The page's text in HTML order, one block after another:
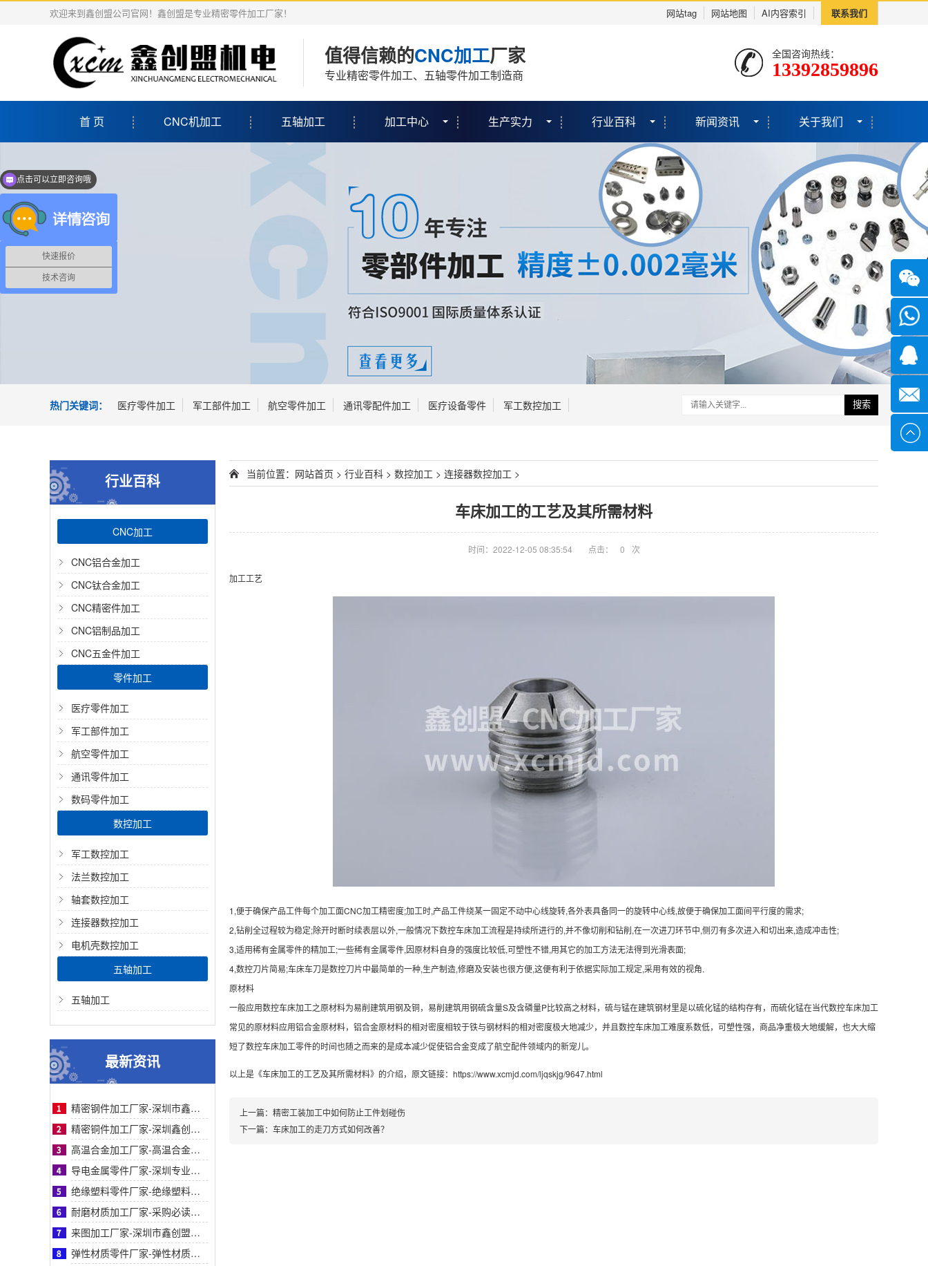
欢迎来到鑫创盟公司官网！鑫创盟是专业精密零件加工厂家！ 网站tag 网站地图 AI内容索引 联系我们
值得信赖的CNC加工厂家
专业精密零件加工、五轴零件加工制造商
全国咨询热线：
13392859896
首 页 CNC机加工 五轴加工 加工中心 生产实力 行业百科 新闻资讯 关于我们
热门关键词： 医疗零件加工 军工部件加工 航空零件加工 通讯零配件加工 医疗设备零件 军工数控加工 搜索
行业百科
CNC加工
CNC铝合金加工
CNC钛合金加工
CNC精密件加工
CNC铝制品加工
CNC五金件加工
零件加工
医疗零件加工
军工部件加工
航空零件加工
通讯零件加工
数码零件加工
数控加工
军工数控加工
法兰数控加工
轴套数控加工
连接器数控加工
电机壳数控加工
五轴加工
五轴加工
最新资讯
精密钢件加工厂家-深圳市鑫创盟精密钢件加工：高精度快交付定制化解决方案优质厂家
精密铜件加工厂家-深圳鑫创盟精密铜件加工：高精度、快交期、定制化优选方案的首选商家
高温合金加工厂家-高温合金加工采购指南：鑫创盟精密工艺对比与客户案例信任背书详解篇
导电金属零件厂家-深圳专业导电金属零件厂家鑫创盟：采购必读，品质与成本平衡之道
绝缘塑料零件厂家-绝缘塑料零件厂家采购指南：鑫创盟精密定制品质可靠降本增效首选方案
耐磨材质加工厂家-采购必读：耐磨材质加工厂家如何选？鑫创盟高耐磨低成本方案权威解析
来图加工厂家-深圳市鑫创盟机电技术有限公司来图加工厂家专业定制服务精准高效值得信赖
弹性材质零件厂家-弹性材质零件采购参考：深圳鑫创盟工艺、服务与客户案例对比详解指南
当前位置： 网站首页 > 行业百科 > 数控加工 > 连接器数控加工 >
车床加工的工艺及其所需材料
时间：2022-12-05 08:35:54 点击： 0 次
加工工艺
1,便于确保产品工件每个加工面CNC加工精密度;加工时,产品工件绕某一固定不动中心线旋转,各外表具备同一的旋转中心线,故便于确保加工面间平行度的需求;
2,钻削全过程较为稳定;除开时断时续表层以外,一般情况下数控车床加工流程是持续所进行的,并不像切削和钻削,在一次进刀环节中,侧刃有多次进入和切出来,造成冲击性;
3,适用稀有金属零件的精加工;一些稀有金属零件,因原材料自身的强度比较低,可塑性不错,用其它的加工方法无法得到光滑表面;
4,数控刀片简易;车床车刀是数控刀片中最简单的一种,生产制造,修磨及安装也很方便,这便有利于依据实际加工规定,采用有效的视角.
原材料
一般应用数控车床加工之原材料为易削建筑用钢及铜，易削建筑用钢硫含量S及含磷量P比较高之材料，硫与锰在建筑钢材里是以硫化锰的结构存有，而硫化锰在当代数控车床加工
常见的原材料应用铝合金原材料，铝合金原材料的相对密度相较于铁与钢材料的相对密度极大地减少，并且数控车床加工难度系数低，可塑性强，商品净重极大地缓解，也大大缩
短了数控车床加工零件的时间也随之而来的是成本减少促使铝合金变成了航空配件领域内的新宠儿。
以上是 《车床加工的工艺及其所需材料》 的介绍，原文链接： https://www.xcmjd.com/ljqskjg/9647.html
上一篇： 精密工装加工中如何防止工件划碰伤
下一篇： 车床加工的走刀方式如何改善？
微信
快速报价
技术咨询
点击可以立即咨询哦